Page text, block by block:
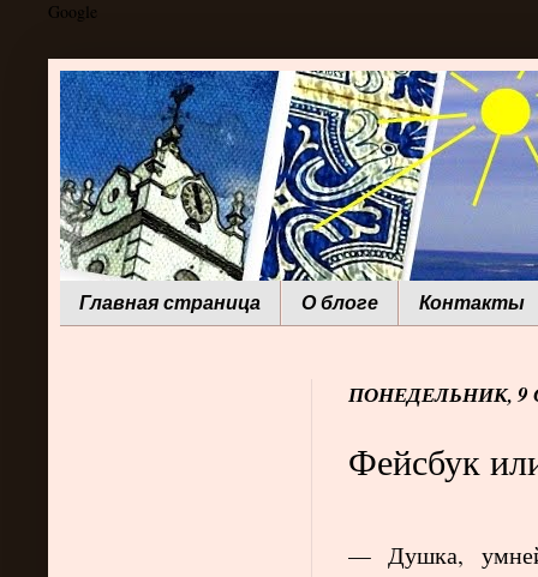
Google
Главная страница О блоге Контакты
ПОНЕДЕЛЬНИК, 9
Фейсбук
— Душка,